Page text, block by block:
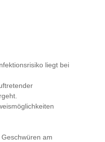
liegt bei
am